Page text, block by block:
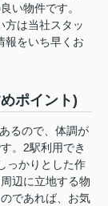
い物件です。
方は当社スタッ
報をいち早くお
ポイント)
るので、体調が
。2駅利用でき
っかりとした作
辺に立地する物
であれば、お気